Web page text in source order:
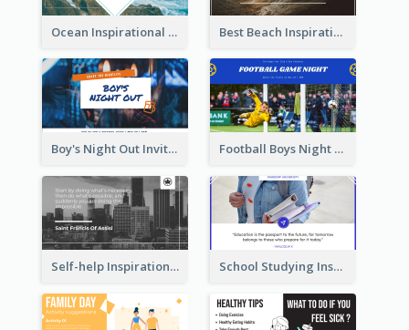
Ocean Inspirational Quote Twitter Post Best Beach Inspirational Quote Twitter Post
Boy's Night Out Invitation Twitter Post Football Boys Night Out Twitter Post
Self-help Inspirational Quote Of Today Twitter Post School Studying Inspirational Quote Twitter Post